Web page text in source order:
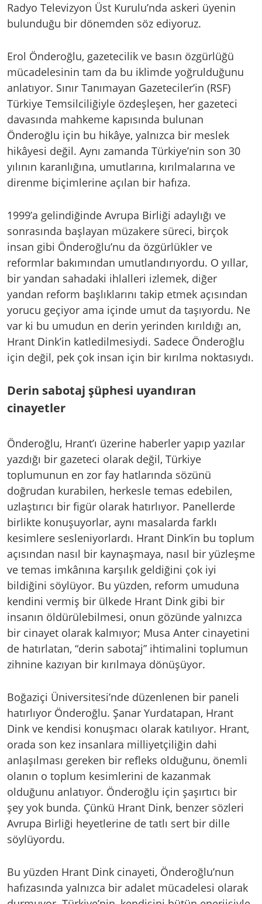
Radyo Televizyon Üst Kurulu’nda askeri üyenin
bulunduğu bir dönemden söz ediyoruz.
Erol Önderoğlu, gazetecilik ve basın özgürlüğü
mücadelesinin tam da bu iklimde yoğrulduğunu
anlatıyor. Sınır Tanımayan Gazeteciler’in (RSF)
Türkiye Temsilciliğiyle özdeşleşen, her gazeteci
davasında mahkeme kapısında bulunan
Önderoğlu için bu hikâye, yalnızca bir meslek
hikâyesi değil. Aynı zamanda Türkiye’nin son 30
yılının karanlığına, umutlarına, kırılmalarına ve
direnme biçimlerine açılan bir hafıza.
1999’a gelindiğinde Avrupa Birliği adaylığı ve
sonrasında başlayan müzakere süreci, birçok
insan gibi Önderoğlu’nu da özgürlükler ve
reformlar bakımından umutlandırıyordu. O yıllar,
bir yandan sahadaki ihlalleri izlemek, diğer
yandan reform başlıklarını takip etmek açısından
yorucu geçiyor ama içinde umut da taşıyordu. Ne
var ki bu umudun en derin yerinden kırıldığı an,
Hrant Dink’in katledilmesiydi. Sadece Önderoğlu
için değil, pek çok insan için bir kırılma noktasıydı.
Derin sabotaj şüphesi uyandıran
cinayetler
Önderoğlu, Hrant’ı üzerine haberler yapıp yazılar
yazdığı bir gazeteci olarak değil, Türkiye
toplumunun en zor fay hatlarında sözünü
doğrudan kurabilen, herkesle temas edebilen,
uzlaştırıcı bir figür olarak hatırlıyor. Panellerde
birlikte konuşuyorlar, aynı masalarda farklı
kesimlere sesleniyorlardı. Hrant Dink’in bu toplum
açısından nasıl bir kaynaşmaya, nasıl bir yüzleşme
ve temas imkânına karşılık geldiğini çok iyi
bildiğini söylüyor. Bu yüzden, reform umuduna
kendini vermiş bir ülkede Hrant Dink gibi bir
insanın öldürülebilmesi, onun gözünde yalnızca
bir cinayet olarak kalmıyor; Musa Anter cinayetini
de hatırlatan, “derin sabotaj” ihtimalini toplumun
zihnine kazıyan bir kırılmaya dönüşüyor.
Boğaziçi Üniversitesi’nde düzenlenen bir paneli
hatırlıyor Önderoğlu. Şanar Yurdatapan, Hrant
Dink ve kendisi konuşmacı olarak katılıyor. Hrant,
orada son kez insanlara milliyetçiliğin dahi
anlaşılması gereken bir refleks olduğunu, önemli
olanın o toplum kesimlerini de kazanmak
olduğunu anlatıyor. Önderoğlu için şaşırtıcı bir
şey yok bunda. Çünkü Hrant Dink, benzer sözleri
Avrupa Birliği heyetlerine de tatlı sert bir dille
söylüyordu.
Bu yüzden Hrant Dink cinayeti, Önderoğlu’nun
hafızasında yalnızca bir adalet mücadelesi olarak